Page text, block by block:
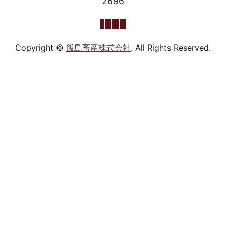
Copyright © 飯島畜産株式会社. All Rights Reserved.